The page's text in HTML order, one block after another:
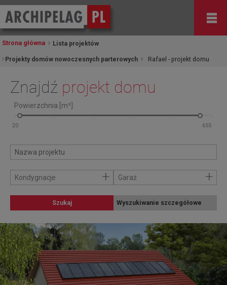
Strona główna Lista projektów
Projekty domów nowoczesnych parterowych Rafael - projekt domu
Znajdź projekt domu
Powierzchnia [m²]
Kondygnacje + Garaż +
Szukaj Wyszukiwanie szczegółowe